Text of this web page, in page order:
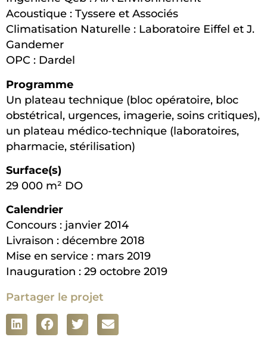
Acoustique : Tyssere et Associés
Climatisation Naturelle : Laboratoire Eiffel et J.
Gandemer
OPC : Dardel
Programme
Un plateau technique (bloc opératoire, bloc
obstétrical, urgences, imagerie, soins critiques),
un plateau médico-technique (laboratoires,
pharmacie, stérilisation)
Surface(s)
29 000 m² DO
Calendrier
Concours : janvier 2014
Livraison : décembre 2018
Mise en service : mars 2019
Inauguration : 29 octobre 2019
Partager le projet